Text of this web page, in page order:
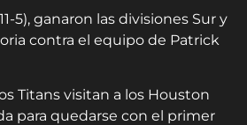
5), ganaron las divisiones Sur y
contra el equipo de Patrick
Titans visitan a los Houston
para quedarse con el primer